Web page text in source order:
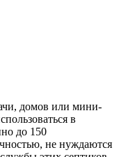
домов или мини-
в
до 150
не нуждаются